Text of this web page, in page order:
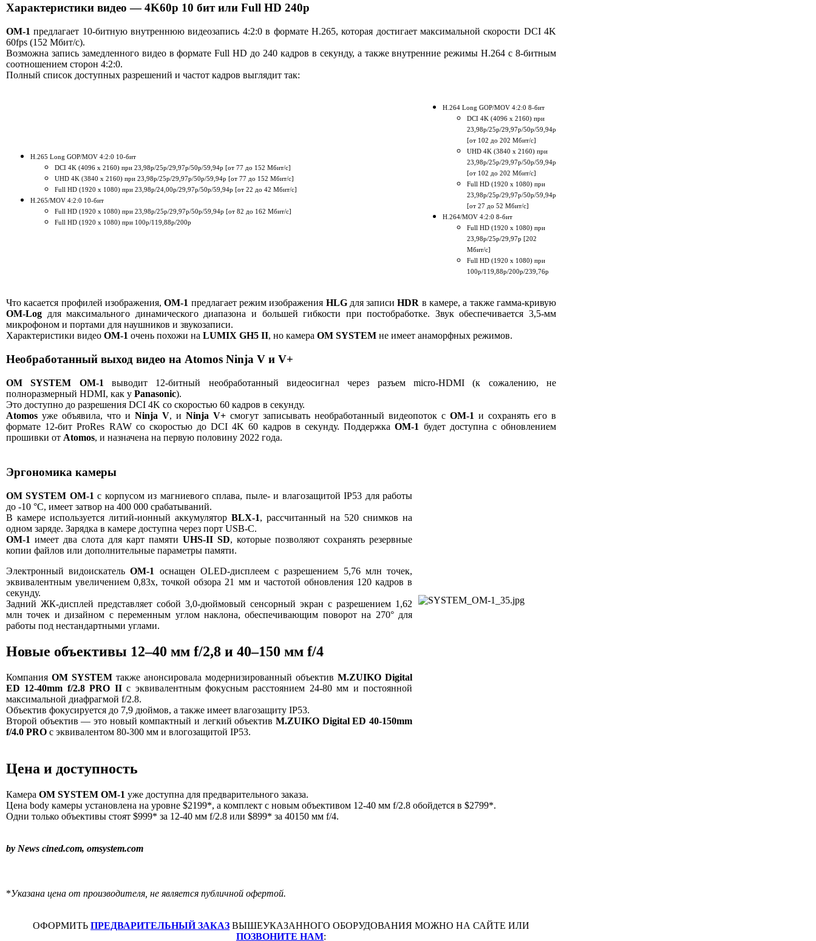
Характеристики видео — 4K60p 10 бит или Full HD 240p
OM-1 предлагает 10-битную внутреннюю видеозапись 4:2:0 в формате H.265, которая достигает максимальной скорости DCI 4K
60fps (152 Мбит/с).
Возможна запись замедленного видео в формате Full HD до 240 кадров в секунду, а также внутренние режимы H.264 с 8-битным
соотношением сторон 4:2:0.
Полный список доступных разрешений и частот кадров выглядит так:
H.265 Long GOP/MOV 4:2:0 10-бит
DCI 4K (4096 x 2160) при 23,98p/25p/29,97p/50p/59,94p [от 77 до 152 Мбит/с]
UHD 4K (3840 x 2160) при 23,98p/25p/29,97p/50p/59,94p [от 77 до 152 Мбит/с]
Full HD (1920 x 1080) при 23,98p/24,00p/29,97p/50p/59,94p [от 22 до 42 Мбит/с]
H.265/MOV 4:2:0 10-бит
Full HD (1920 x 1080) при 23,98p/25p/29,97p/50p/59,94p [от 82 до 162 Мбит/с]
Full HD (1920 x 1080) при 100p/119,88p/200p
H.264 Long GOP/MOV 4:2:0 8-бит
DCI 4K (4096 x 2160) при
23,98p/25p/29,97p/50p/59,94p
[от 102 до 202 Мбит/с]
UHD 4K (3840 x 2160) при
23,98p/25p/29,97p/50p/59,94p
[от 102 до 202 Мбит/с]
Full HD (1920 x 1080) при
23,98p/25p/29,97p/50p/59,94p
[от 27 до 52 Мбит/с]
H.264/MOV 4:2:0 8-бит
Full HD (1920 x 1080) при
23,98p/25p/29,97p [202
Мбит/с]
Full HD (1920 x 1080) при
100p/119,88p/200p/239,76p
Что касается профилей изображения,OM-1 предлагает режим изображения HLGдля записиHDR в камере, а также гамма-кривую
OM-Log для максимального динамического диапазона и большей гибкости при постобработке. Звук обеспечивается 3,5-мм
микрофоном и портами для наушников и звукозаписи.
Характеристики видео OM-1 очень похожи на LUMIX GH5 II, но камера OM SYSTEM не имеет анаморфных режимов.
Необработанный выход видео на Atomos Ninja V и V+
OM SYSTEM OM-1 выводит 12-битный необработанный видеосигнал через разъем micro-HDMI (к сожалению, не
полноразмерный HDMI, как у Panasonic).
Это доступно до разрешения DCI 4K со скоростью 60 кадров в секунду.
Atomos уже объявила, что и Ninja V, и Ninja V+ смогут записывать необработанный видеопоток с OM-1 и сохранять его в
формате 12-бит ProRes RAW со скоростью до DCI 4K 60 кадров в секунду. ПоддержкаOM-1 будет доступна с обновлением
прошивки от Atomos, и назначена на первую половину 2022 года.
Эргономика камеры
OM SYSTEM OM-1 с корпусом из магниевого сплава, пыле- и влагозащитой IP53 для работы
до -10 °C, имеет затвор на 400 000 срабатываний.
В камере используется литий-ионный аккумулятор BLX-1, рассчитанный на 520 снимков на
одном заряде. Зарядка в камере доступна через порт USB-C.
OM-1 имеет два слота для карт памяти UHS-II SD, которые позволяют сохранять резервные
копии файлов или дополнительные параметры памяти.
Электронный видоискательOM-1
оснащен OLED-дисплеем с разрешением 5,76 млн точек,
эквивалентным увеличением 0,83x, точкой обзора 21 мм и частотой обновления 120 кадров в
секунду.
Задний ЖК-дисплей представляет собой 3,0-дюймовый сенсорный экран с разрешением 1,62
млн точек и дизайном с переменным углом наклона, обеспечивающим поворот на 270° для
работы под нестандартными углами.
Новые объективы 12–40 мм f/2,8 и 40–150 мм f/4
Компания OM SYSTEM также анонсировала модернизированный объектив M.ZUIKO Digital
ED 12-40mm f/2.8 PRO IIс эквивалентным фокусным расстоянием 24-80 мм и постоянной
максимальной диафрагмой f/2.8.
Объектив фокусируется до 7,9 дюймов, а также имеет влагозащиту IP53.
Второй объектив — это новый компактный и легкий объектив M.ZUIKO Digital ED 40-150mm
f/4.0 PRO с эквивалентом 80-300 мм и влогозащитой IP53.
Цена и доступность
Камера OM SYSTEM OM-1 уже доступна для предварительного заказа.
Цена body камеры установлена на уровне $2199*, а комплект с новым объективом 12-40 мм f/2.8 обойдется в $2799*.
Одни только объективы стоят $999* за 12-40 мм f/2.8 или $899* за 40150 мм f/4.
by News cined.com, omsystem.com
*Указана цена от производителя, не является публичной офертой.
ОФОРМИТЬ ПРЕДВАРИТЕЛЬНЫЙ ЗАКАЗ ВЫШЕУКАЗАННОГО ОБОРУДОВАНИЯ МОЖНО НА САЙТЕ ИЛИ
ПОЗВОНИТЕ НАМ: